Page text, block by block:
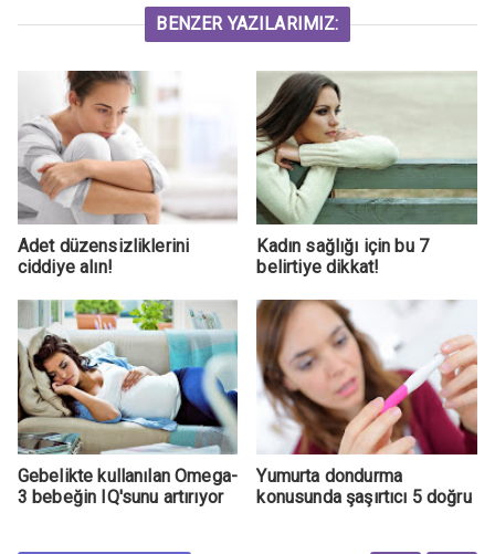
BENZER YAZILARIMIZ:
Adet düzensizliklerini
ciddiye alın!
Kadın sağlığı için bu 7
belirtiye dikkat!
Gebelikte kullanılan Omega-
3 bebeğin IQ'sunu artırıyor
Yumurta dondurma
konusunda şaşırtıcı 5 doğru